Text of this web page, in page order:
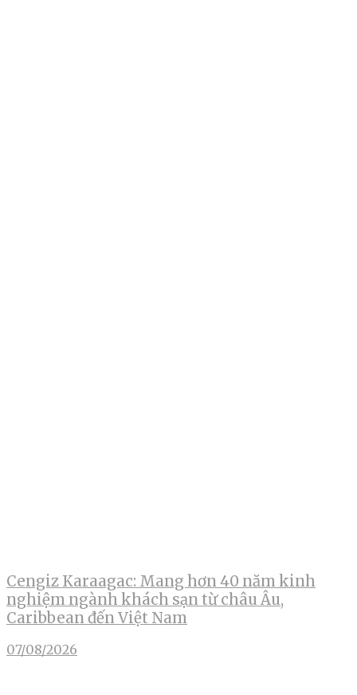
Cengiz Karaagac: Mang hơn 40 năm kinh
nghiệm ngành khách sạn từ châu Âu,
Caribbean đến Việt Nam
07/08/2026